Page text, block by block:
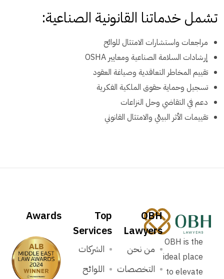
تشمل خدماتنا القانونية الصناعية:
مراجعات واستشارات الامتثال للوائح
إرشادات السلامة الصناعية ومعايير OSHA
تقييم المخاطر التعاقدية وصياغة العقود
تسجيل وحماية حقوق الملكية الفكرية
دعم في التقاضي وحل النزاعات
تقييمات الأثر البيئي والامتثال القانوني
OBH is the
ideal place
to elevate
OBH
Lawyers
من نحن
التخصصات
Top
Services
الشركات
اللوائح
Awards